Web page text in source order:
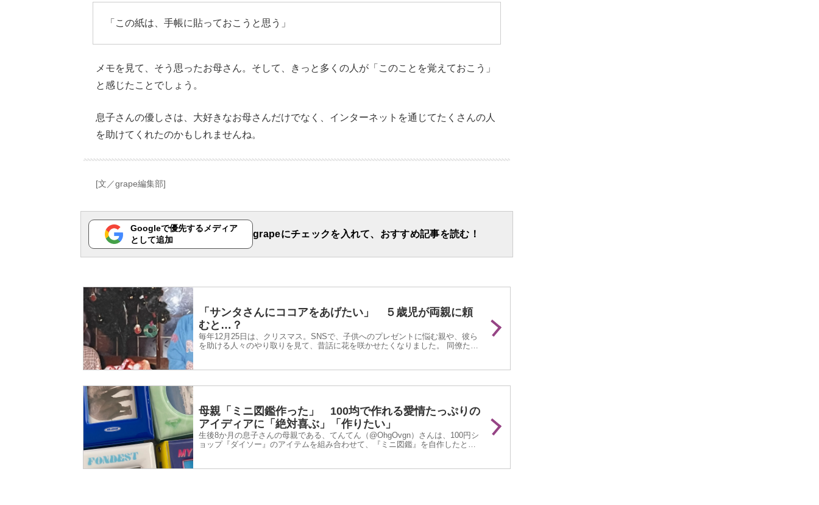
「この紙は、手帳に貼っておこうと思う」
メモを見て、そう思ったお母さん。そして、きっと多くの人が「このことを覚えておこう」
と感じたことでしょう。
息子さんの優しさは、大好きなお母さんだけでなく、インターネットを通じてたくさんの人
を助けてくれたのかもしれませんね。
[文／grape編集部]
Googleで優先するメディア
として追加
grapeにチェックを入れて、おすすめ記事を読む！
「サンタさんにココアをあげたい」 ５歳児が両親に頼
むと…？
毎年12月25日は、クリスマス。SNSで、子供へのプレゼントに悩む親や、彼ら
を助ける人々のやり取りを見て、昔話に花を咲かせたくなりました。 同僚たち
母親「ミニ図鑑作った」 100均で作れる愛情たっぷりの
アイディアに「絶対喜ぶ」「作りたい」
生後8か月の息子さんの母親である、てんてん（@OhgOvgn）さんは、100円シ
ョップ『ダイソー』のアイテムを組み合わせて、『ミニ図鑑』を自作したとい